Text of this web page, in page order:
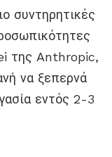
συντηρητικές
της Anthropic,
να ξεπερνά
εντός 2-3